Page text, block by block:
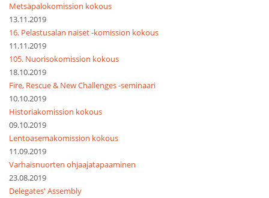
Metsäpalokomission kokous
13.11.2019
16. Pelastusalan naiset -komission kokous
11.11.2019
105. Nuorisokomission kokous
18.10.2019
Fire, Rescue & New Challenges -seminaari
10.10.2019
Historiakomission kokous
09.10.2019
Lentoasemakomission kokous
11.09.2019
Varhaisnuorten ohjaajatapaaminen
23.08.2019
Delegates' Assembly